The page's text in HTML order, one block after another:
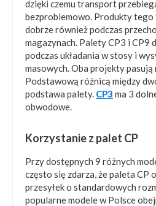
dzięki czemu transport
bezproblemowo. Produkty tego
dobrze również podczas
magazynach. Palety CP3 i CP9
podczas układania w stosy i
masowych. Oba projekty
Podstawową różnicą między
podstawa palety. CP3 ma 3
obwodowe.
Korzystanie z palet CP
Przy dostępnych 9 różnych
często się zdarza, że paleta CP
przesyłek o standardowych
popularne modele w Polsce